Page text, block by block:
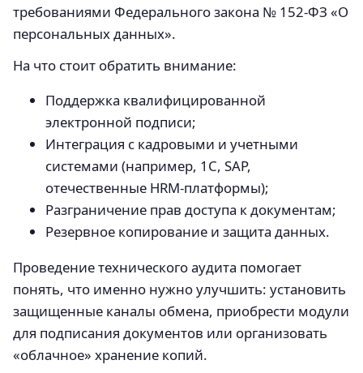
требованиями Федерального закона № 152-ФЗ «О
персональных данных».
На что стоит обратить внимание:
Поддержка квалифицированной
электронной подписи;
Интеграция с кадровыми и учетными
системами (например, 1С, SAP,
отечественные HRM-платформы);
Разграничение прав доступа к документам;
Резервное копирование и защита данных.
Проведение технического аудита помогает
понять, что именно нужно улучшить: установить
защищенные каналы обмена, приобрести модули
для подписания документов или организовать
«облачное» хранение копий.